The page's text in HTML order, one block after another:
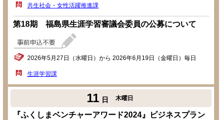
共生社会・女性活躍推進課
第18期 福島県生涯学習審議会委員の公募について
2026年5月27日（水曜日）から 2026年6月19日（金曜日）毎日
生涯学習課
11 日 木曜日
『ふくしまベンチャーアワード2024』ビジネスプラン